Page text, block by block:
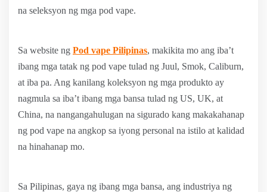
na seleksyon ng mga pod vape.
Sa website ng Pod vape Pilipinas, makikita mo ang iba’t
ibang mga tatak ng pod vape tulad ng Juul, Smok, Caliburn,
at iba pa. Ang kanilang koleksyon ng mga produkto ay
nagmula sa iba’t ibang mga bansa tulad ng US, UK, at
China, na nangangahulugan na sigurado kang makakahanap
ng pod vape na angkop sa iyong personal na istilo at kalidad
na hinahanap mo.
Sa Pilipinas, gaya ng ibang mga bansa, ang industriya ng